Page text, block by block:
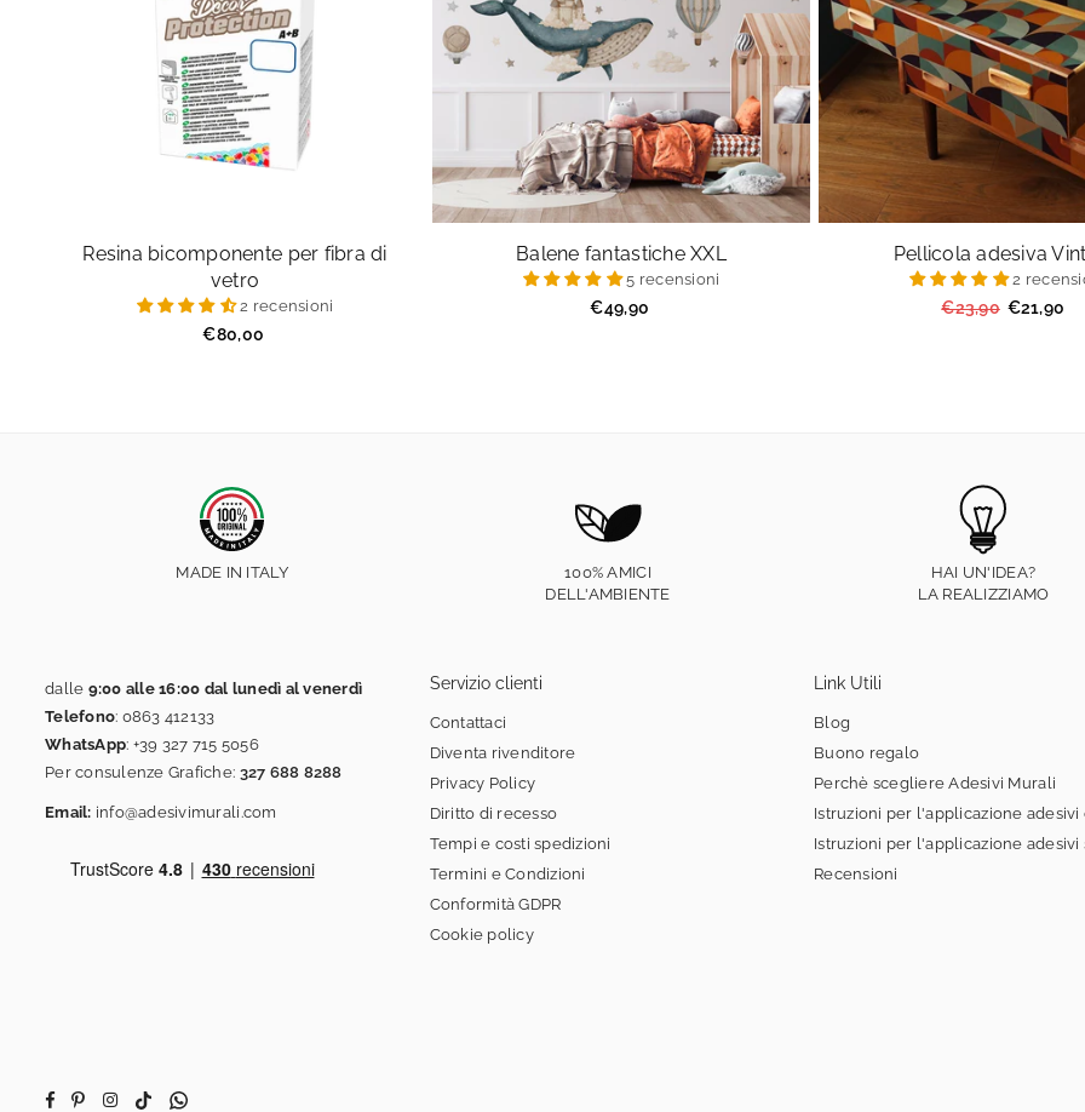
Resina bicomponente per fibra di
vetro
2 recensioni
Prezzo
€80,00
Balene fantastiche XXL
5 recensioni
Prezzo
€49,90
Pellicola adesiva
2
Prezzo
€23,90 €21,90
MADE IN ITALY
100% AMICI
DELL'AMBIENTE
HAI UN'IDEA?
LA REALIZZIAMO
dalle 9:00 alle 16:00 dal lunedì al venerdì
Telefono: 0863 412133
WhatsApp: +39 327 715 5056
Per consulenze Grafiche: 327 688 8288
Email: info@adesivimurali.com
Facebook
PinterestInstagram
TikTokWhatsapp
Servizio clienti
Contattaci
Diventa rivenditore
Privacy Policy
Diritto di recesso
Tempi e costi spedizioni
Termini e Condizioni
Conformità GDPR
Cookie policy
Link Utili
Blog
Buono regalo
Perchè scegliere Adesivi Murali
Istruzioni per l'applicazione adesivi
Istruzioni per l'applicazione adesivi
Recensioni